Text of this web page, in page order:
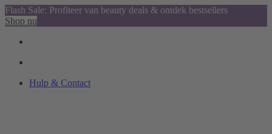
Flash Sale: Profiteer van beauty deals & ontdek bestsellers
Shop nu
Hulp & Contact